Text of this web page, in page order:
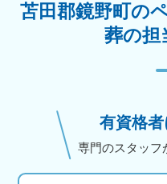
苫田郡鏡野町の
葬の担
有資格
専門のスタッフ